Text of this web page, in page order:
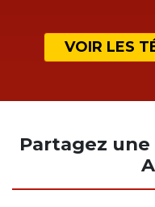
VOIR LES
Partagez